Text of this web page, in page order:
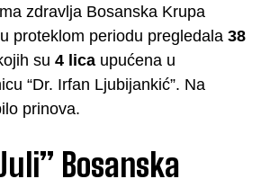
zdravlja Bosanska Krupa
proteklom periodu pregledala 38
su 4 lica upućena u
“Dr. Irfan Ljubijankić”. Na
prinova.
Bosanska